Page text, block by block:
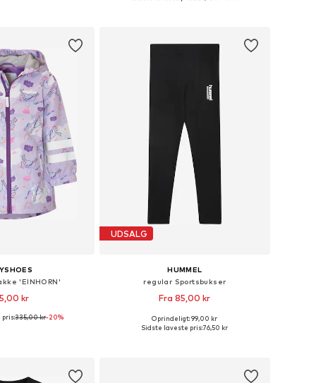
'EINHORN'
kr
størrelser
pris:335,00 kr-20%
UDSALG
HUMMEL
regular Sportsbukser
Fra 85,00 kr
Fås i mange størrelser
Oprindeligt: 99,00 kr
Sidste laveste pris:76,50 kr